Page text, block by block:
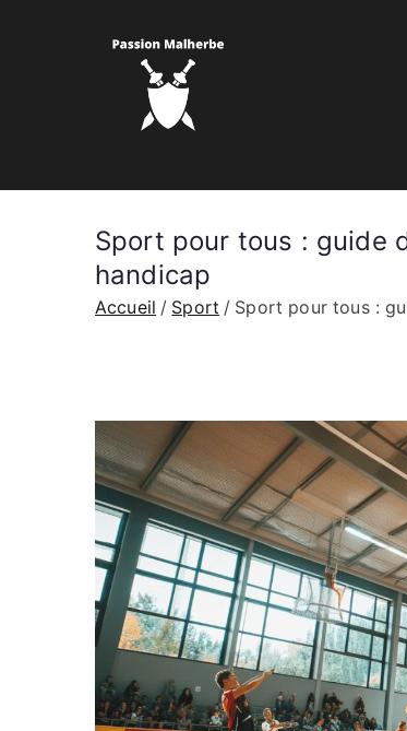
Sport pour tous : guide
handicap
Accueil Sport Sport pour tous :